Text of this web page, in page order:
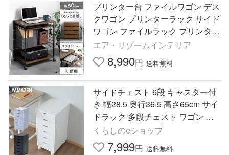
プリンター台 ファイルワゴン デス
クワゴン プリンターラック サイド
ワゴン ファイルラック プリンター
ワゴン プリンター台 キャスター
サイドチェスト
エア・リゾームインテリア
8,990円 送料無料
サイドチェスト 6段 キャスター付
き 幅28.5 奥行36.5 高さ65cm サイ
ドラック 多段チェスト ワゴン 引
き出し キャスター 木製 収納 デス
ク サイド 小物 山善
くらしのeショップ
7,999円 送料無料